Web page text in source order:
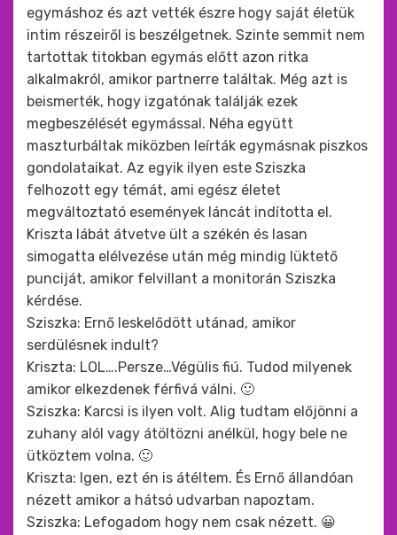
egymáshoz és azt vették észre hogy saját életük
intim részeiről is beszélgetnek. Szinte semmit nem
tartottak titokban egymás előtt azon ritka
alkalmakról, amikor partnerre találtak. Még azt is
beismerték, hogy izgatónak találják ezek
megbeszélését egymással. Néha együtt
maszturbáltak miközben leírták egymásnak piszkos
gondolataikat. Az egyik ilyen este Sziszka
felhozott egy témát, ami egész életet
megváltoztató események láncát indította el.
Kriszta lábát átvetve ült a székén és lasan
simogatta elélvezése után még mindig lüktető
punciját, amikor felvillant a monitorán Sziszka
kérdése.
Sziszka: Ernő leskelődött utánad, amikor
serdülésnek indult?
Kriszta: LOL….Persze…Végülis fiú. Tudod milyenek
amikor elkezdenek férfivá válni. 🙂
Sziszka: Karcsi is ilyen volt. Alig tudtam előjönni a
zuhany alól vagy átöltözni anélkül, hogy bele ne
ütköztem volna. 🙂
Kriszta: Igen, ezt én is átéltem. És Ernő állandóan
nézett amikor a hátsó udvarban napoztam.
Sziszka: Lefogadom hogy nem csak nézett. 😀